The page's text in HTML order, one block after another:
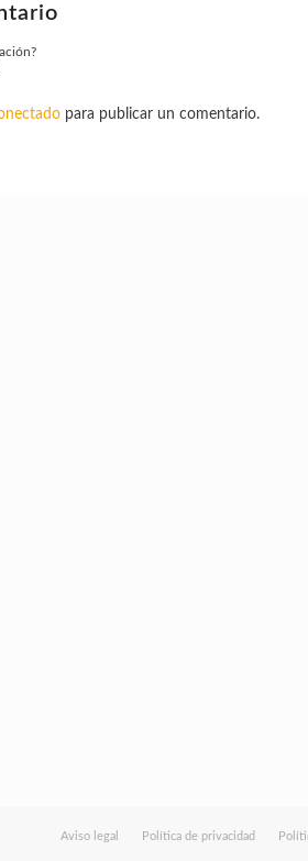
para publicar un comentario.
Aviso legal Política de privacidad